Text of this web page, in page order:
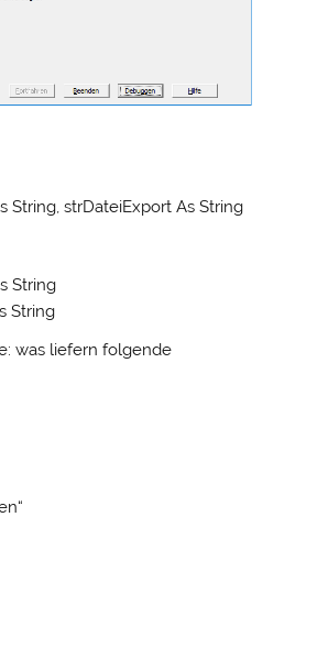
String, strDateiExport As String
String
String
was liefern folgende